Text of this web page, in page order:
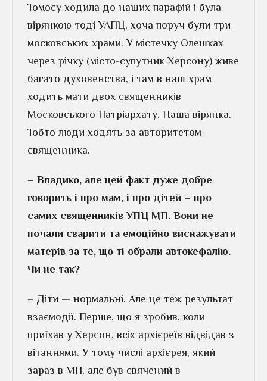
Томосу ходила до наших парафій і була
вірянкою тоді УАПЦ, хоча поруч були три
московських храми. У містечку Олешках
через річку (місто-супутник Херсону) живе
багато духовенства, і там в наш храм
ходить мати двох священників
Московського Патріархату. Наша вірянка.
Тобто люди ходять за авторитетом
священника.
– Владико, але цей факт дуже добре
говорить і про мам, і про дітей – про
самих священників УПЦ МП. Вони не
почали сварити та емоційно виснажувати
матерів за те, що ті обрали автокефалію.
Чи не так?
– Діти — нормальні. Але це теж результат
взаємодії. Перше, що я зробив, коли
приїхав у Херсон, всіх архієреїв відвідав з
вітаннями. У тому числі архієрея, який
зараз в МП, але був свячений в